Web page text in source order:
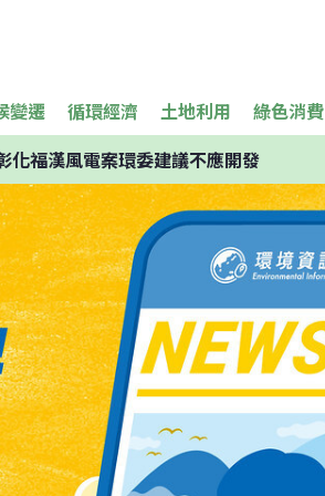
變遷 循環經濟 土地利用 綠色消費
化福漢風電案環委建議不應開發